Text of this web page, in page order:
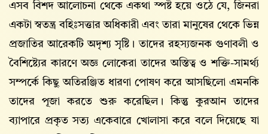
এসব বিশদ আলোচনা থেকে একথা স্পষ্ট হয়ে ওঠে যে, জিনরা
একটা স্বতন্ত্র বহিঃসত্তার অধিকারী এবং তারা মানুষের থেকে ভিন্ন
প্রজাতির আরেকটি অদৃশ্য সৃষ্টি। তাদের রহস্যজনক গুণাবলী ও
বৈশিষ্ট্যের কারণে অজ্ঞ লোকেরা তাদের অস্তিত্ব ও শক্তি-সামর্থ্য
সম্পর্কে কিছু অতিরঞ্জিত ধারণা পোষণ করে আসছিলো এমনকি
তাদের পূজা করতে শুরু করেছিল। কিন্তু কুরআন তাদের
ব্যাপারে প্রকৃত সত্য একেবারে খোলাসা করে বলে দিয়েছে যা